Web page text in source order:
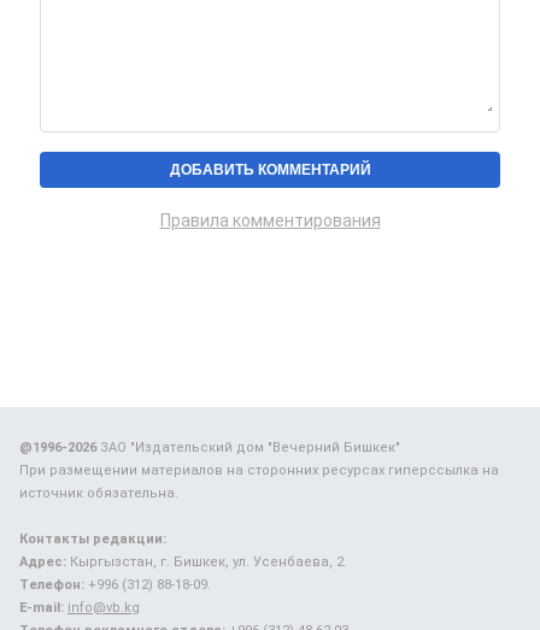
Правила комментирования
@1996-2026ЗАО "Издательский дом "Вечерний Бишкек"
При размещении материалов на сторонних ресурсах гиперссылка на
источник обязательна.
Контакты редакции:
Адрес: Кыргызстан, г. Бишкек, ул. Усенбаева, 2.
Телефон: +996 (312) 88-18-09.
E-mail: info@vb.kg